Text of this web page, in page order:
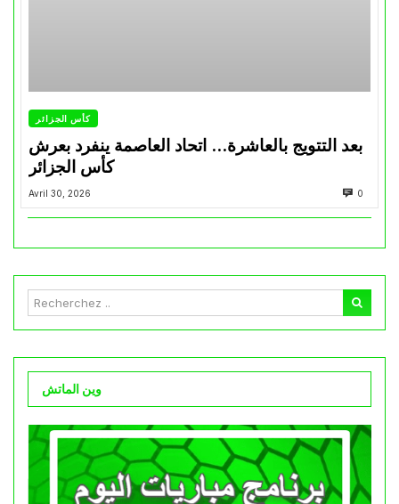
كأس الجزائر
بعد التتويج بالعاشرة… اتحاد العاصمة ينفرد بعرش
كأس الجزائر
Avril 30, 2026 0
وين الماتش